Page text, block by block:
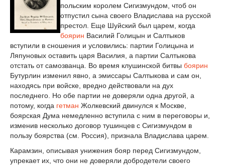
польским королем Сигизмундом, чтоб он
отпустил сына своего Владислава на русской
престол. Еще Шуйский был царем, когда
боярин Василий Голицын и Салтыков
вступили в сношения и условились: партии Голицына и
Ляпуновых оставить царя Василия, а партии Салтыкова
отстать от самозванца. Во время клушинской битвы боярин
Бутурлин изменил явно, а эмиссары Салтыкова и сам он,
находясь при войске, вредно действовали на дух
последнего. Но обе партии не доверяли одна другой, а
потому, когда гетман Жолкевский двинулся к Москве,
боярская Дума немедленно вступила с ним в переговоры и,
изменив несколько договор тушинцев с Сигизмундом в
пользу боярства (см. Россия), признала Владислава царем.
Карамзин, описывая унижения бояр перед Сигизмундом,
упрекает их, что они не доверяли добродетели своего